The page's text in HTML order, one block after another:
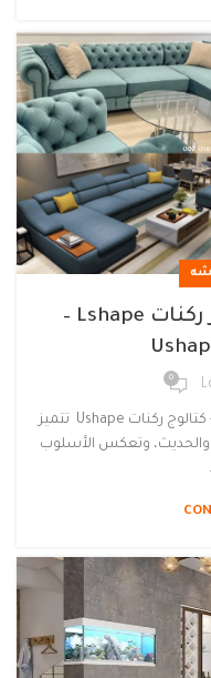
ركنات مودرن 2023 – صور ركنات Lshape –
0
ركنات مودرن 2023 - صور ركنات Lshape - كتالوج ركنات Ushape تتميز
والحديث، وتعكس الأسلوب